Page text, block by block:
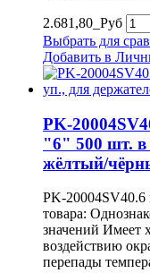
2.681,80_Руб
Выбрать для
Добавить в
PK-
"6" 500 шт. в
жёлтый/
PK-
товара:
значений Имеет
воздействию
перепады